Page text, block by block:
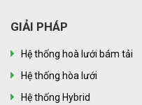
GIẢI PHÁP
Hệ thống hoà lưới bám tải
Hệ thống hòa lưới
Hệ thống Hybrid